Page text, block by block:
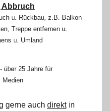
Abbruch
u. Rückbau, z.B. Balkon-
Treppe entfernen u.
u. Umland
über 25 Jahre für
Medien
gerne auch direktin